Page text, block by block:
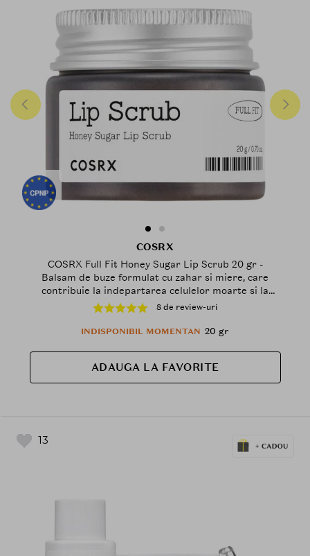
COSRX
COSRX Full Fit Honey Sugar Lip Scrub 20 gr -
Balsam de buze formulat cu zahar si miere, care
contribuie la indepartarea celulelor moarte si la
mentinerea hidratarii buzelor
8 de review-uri
INDISPONIBIL MOMENTAN 20 gr
ADAUGA LA FAVORITE
13